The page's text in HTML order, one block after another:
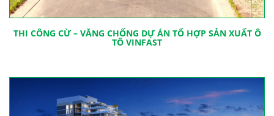
THI CÔNG CỪ – VĂNG CHỐNG DỰ ÁN TỔ HỢP SẢN XUẤT Ô
TÔ VINFAST